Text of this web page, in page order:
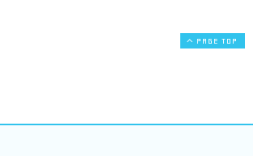
PAGE TOP